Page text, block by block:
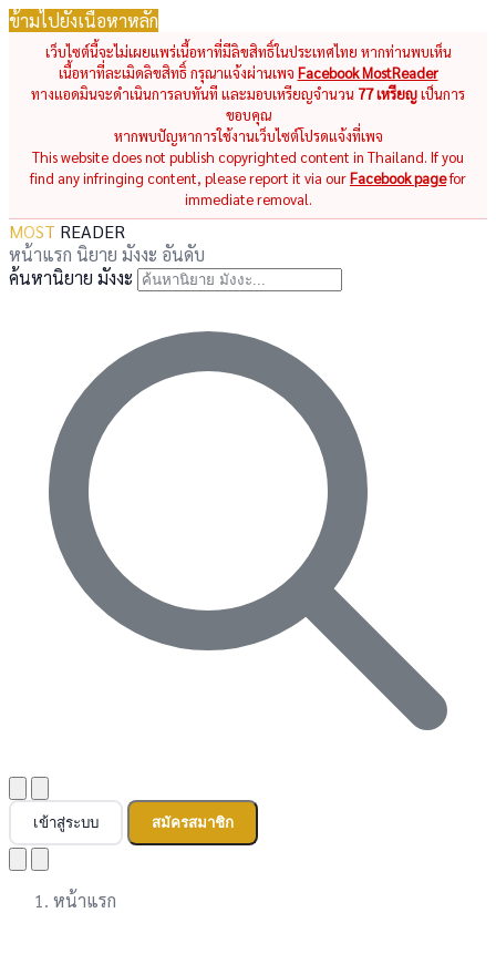
ข้ามไปยังเนื้อหาหลัก
เว็บไซต์นี้จะไม่เผยแพร่เนื้อหาที่มีลิขสิทธิ์ในประเทศไทย หากท่านพบเห็น
เนื้อหาที่ละเมิดลิขสิทธิ์ กรุณาแจ้งผ่านเพจ Facebook MostReader
ทางแอดมินจะดำเนินการลบทันที และมอบเหรียญจำนวน 77 เหรียญเป็นการ
ขอบคุณ
หากพบปัญหาการใช้งานเว็บไซต์โปรดแจ้งที่เพจ
This website does not publish copyrighted content in Thailand. If you
find any infringing content, please report it via ourFacebook pagefor
immediate removal.
MOST READER
หน้าแรก นิยาย มังงะ อันดับ
ค้นหานิยาย มังงะ
เข้าสู่ระบบ สมัครสมาชิก
หน้าแรก